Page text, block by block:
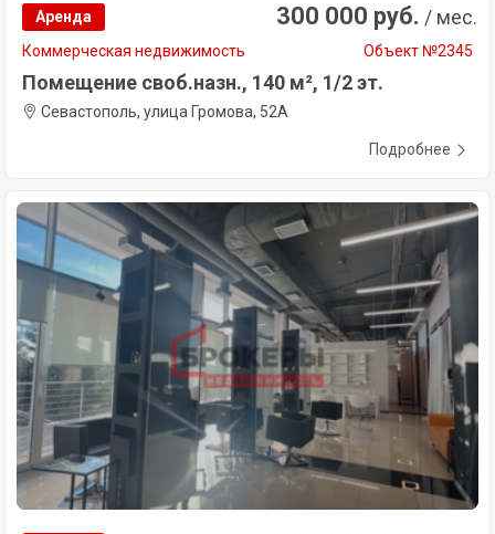
Аренда 300 000 руб. / мес.
Коммерческая недвижимость Объект №2345
Помещение своб.назн., 140 м², 1/2 эт.
Севастополь, улица Громова, 52А
Подробнее